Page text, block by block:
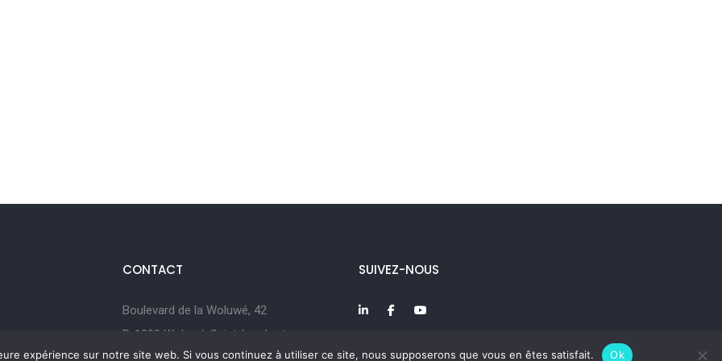
CONTACT
Boulevard de la Woluwé, 42
B-1200 Woluwé-Saint-Lambert
SUIVEZ-NOUS
expérience sur notre site web. Si vous continuez à utiliser ce site, nous supposerons que vous en êtes satisfait. Ok